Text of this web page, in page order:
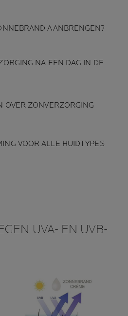
AANBRENGEN?
NA EEN DAG IN DE
OVER ZONVERZORGING
VOOR ALLE HUIDTYPES
UVA- EN UVB-